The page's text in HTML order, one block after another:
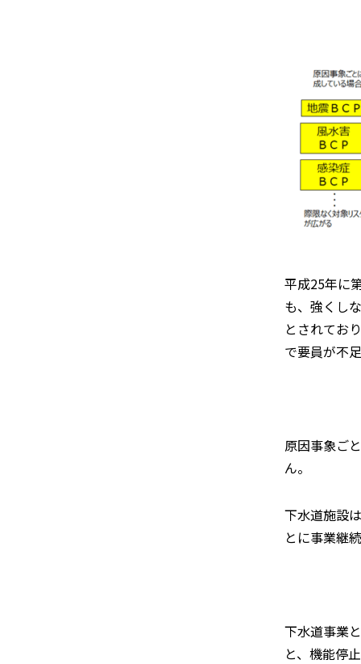
平成25年に
も、強くし
とされてお
で要員が不
原因事象ご
ん。
下水道施設
とに事業継
下水道事業
と、機能停